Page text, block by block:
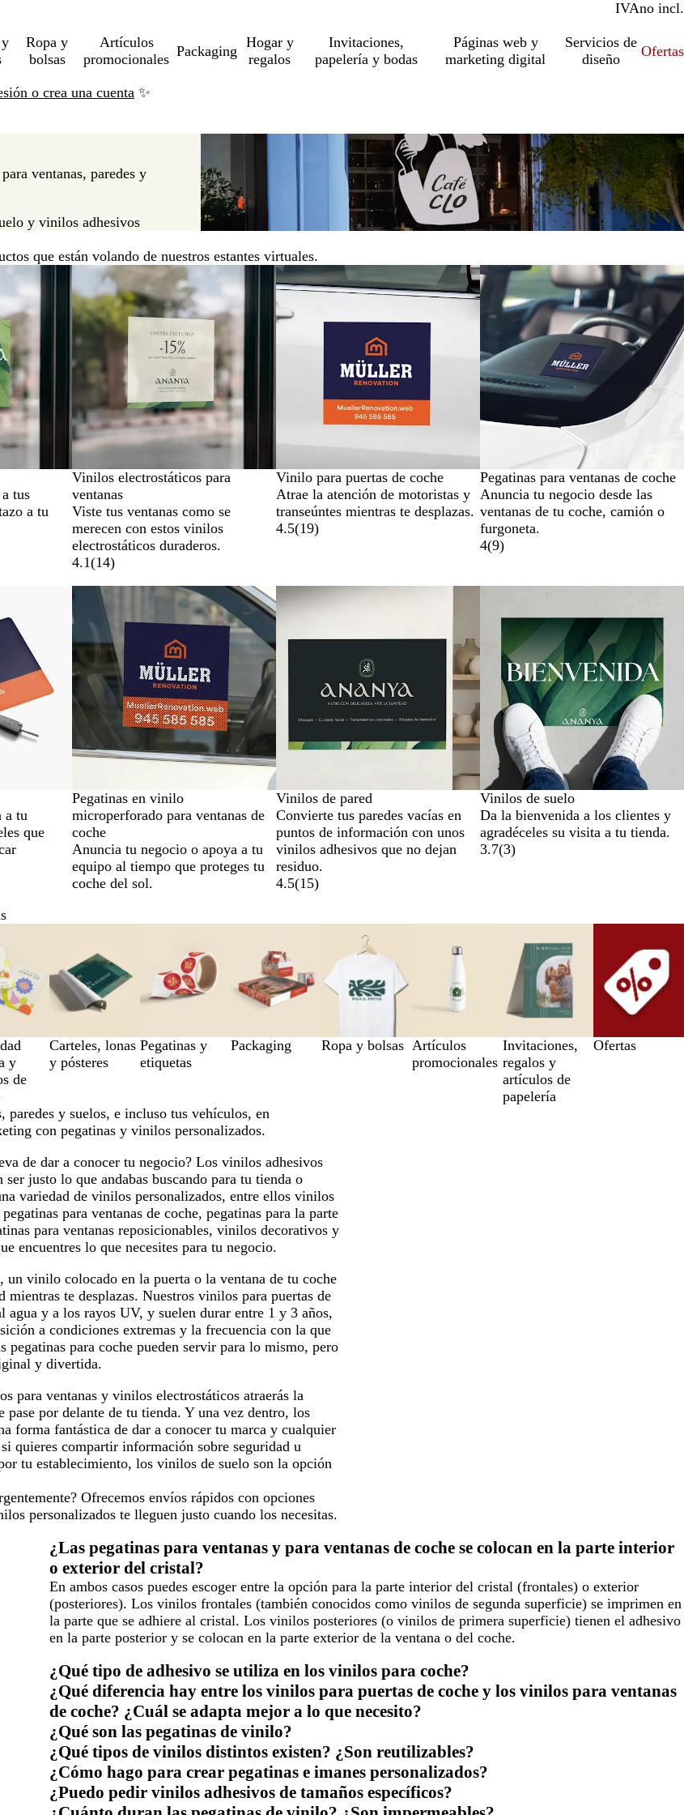
IVAincl.
no incl.
Ropa y
bolsas
Artículos
promocionales
Packaging
Hogar y
regalos
Invitaciones,
papelería y bodas
Páginas web y
marketing digital
Servicios de
diseño
Ofertas
o crea una cuenta ✨
ventanas, paredes y
y vinilos adhesivos
que están volando de nuestros estantes virtuales.
tus
a tu
Opciones nuevas
Vinilos electrostáticos para
ventanas
Viste tus ventanas como se
merecen con estos vinilos
electrostáticos duraderos.
4.1(14)
Opciones nuevas
Vinilo para puertas de coche
Atrae la atención de motoristas y
transeúntes mientras te desplazas.
4.5(19)
Opciones nuevas
Pegatinas para ventanas de coche
Anuncia tu negocio desde las
ventanas de tu coche, camión o
furgoneta.
4(9)
a tu
que
Opciones nuevas
Pegatinas en vinilo
microperforado para ventanas de
coche
Anuncia tu negocio o apoya a tu
equipo al tiempo que proteges tu
coche del sol.
Opciones nuevas
Vinilos de pared
Convierte tus paredes vacías en
puntos de información con unos
vinilos adhesivos que no dejan
residuo.
4.5(15)
Vinilos de suelo
Da la bienvenida a los clientes y
agradéceles su visita a tu tienda.
3.7(3)
y
de
Carteles, lonas
y pósteres
Pegatinas y
etiquetas
Packaging Ropa y bolsas Artículos
promocionales
Invitaciones,
regalos y
artículos de
papelería
Ofertas
paredes y suelos, e incluso tus vehículos, en
con pegatinas y vinilos personalizados.
de dar a conocer tu negocio? Los vinilos adhesivos
ser justo lo que andabas buscando para tu tienda o
variedad de vinilos personalizados, entre ellos vinilos
para ventanas de coche, pegatinas para la parte
para ventanas reposicionables, vinilos decorativos y
encuentres lo que necesites para tu negocio.
un vinilo colocado en la puerta o la ventana de tu coche
mientras te desplazas. Nuestros vinilos para puertas de
agua y a los rayos UV, y suelen durar entre 1 y 3 años,
a condiciones extremas y la frecuencia con la que
pegatinas para coche pueden servir para lo mismo, pero
y divertida.
para ventanas y vinilos electrostáticos atraerás la
pase por delante de tu tienda. Y una vez dentro, los
forma fantástica de dar a conocer tu marca y cualquier
quieres compartir información sobre seguridad u
tu establecimiento, los vinilos de suelo son la opción
Ofrecemos envíos rápidos con opciones
personalizados te lleguen justo cuando los necesitas.
¿Las pegatinas para ventanas y para ventanas de coche se colocan en la parte interior
o exterior del cristal?
En ambos casos puedes escoger entre la opción para la parte interior del cristal (frontales) o exterior
(posteriores). Los vinilos frontales (también conocidos como vinilos de segunda superficie) se imprimen en
la parte que se adhiere al cristal. Los vinilos posteriores (o vinilos de primera superficie) tienen el adhesivo
en la parte posterior y se colocan en la parte exterior de la ventana o del coche.
¿Qué tipo de adhesivo se utiliza en los vinilos para coche?
¿Qué diferencia hay entre los vinilos para puertas de coche y los vinilos para ventanas
de coche? ¿Cuál se adapta mejor a lo que necesito?
¿Qué son las pegatinas de vinilo?
¿Qué tipos de vinilos distintos existen? ¿Son reutilizables?
¿Cómo hago para crear pegatinas e imanes personalizados?
¿Puedo pedir vinilos adhesivos de tamaños específicos?